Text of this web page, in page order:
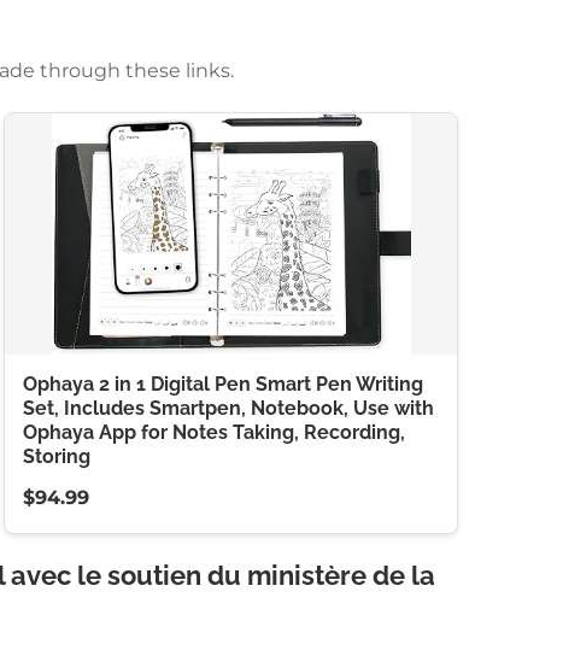
through these links.
Ophaya 2 in 1 Digital Pen Smart Pen Writing
Set, Includes Smartpen, Notebook, Use with
Ophaya App for Notes Taking, Recording,
Storing
$94.99
le soutien du ministère de la